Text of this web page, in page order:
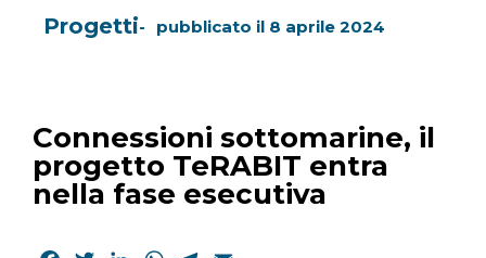
Progetti pubblicato il 8 aprile 2024
Connessioni sottomarine, il
progetto TeRABIT entra
nella fase esecutiva